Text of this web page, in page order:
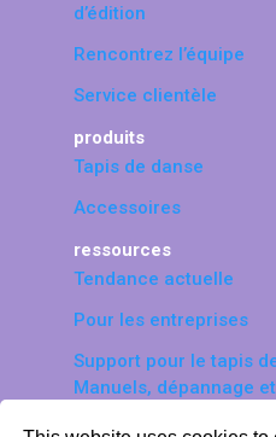
d’édition
Rencontrez l’équipe
Service clientèle
produits
Tapis de danse
Accessoires
ressources
Tendance actuelle
Pour les entreprises
Support pour le tapis
Manuels, dépannage
© 2026 LTEK Sp. z